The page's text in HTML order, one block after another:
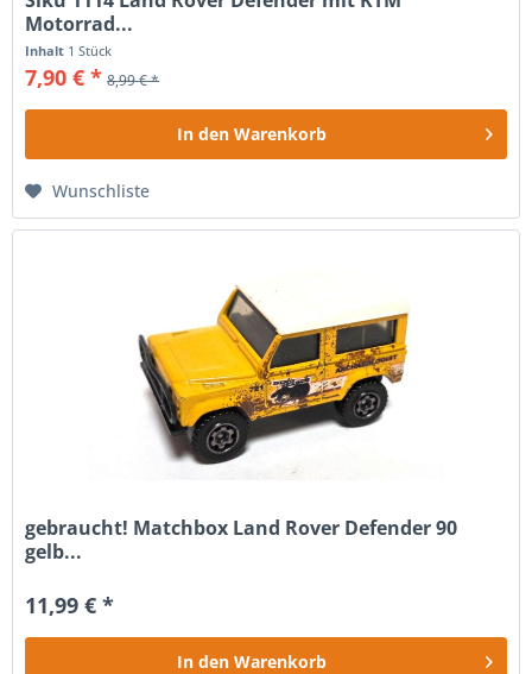
Motorrad...
Inhalt 1 Stück
7,90 € * 8,99 € *
In den Warenkorb
Wunschliste
gebraucht! Matchbox Land Rover Defender 90
gelb...
11,99 € *
In den Warenkorb